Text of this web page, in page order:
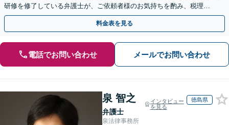
研修を修了している弁護士が、ご依頼者様のお気持ちを酌み、税理士
など他士業とも密接に連携しながら丁寧に対応いたします。
料金表を見る
電話でお問い合わせ メールでお問い合わせ
泉 智之
弁護士
インタビュー
を見る
徳島県
泉法律事務所